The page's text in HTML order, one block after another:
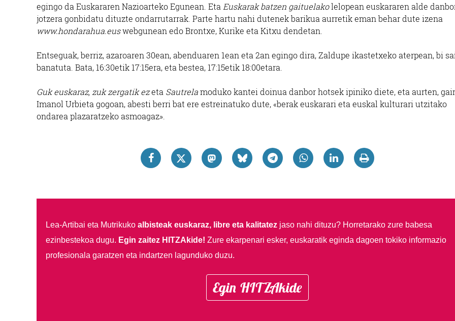
egingo da Euskararen Nazioarteko Egunean. Eta Euskarak batzen gaituelakolelopean euskararen alde
jotzera gonbidatu dituzte ondarrutarrak. Parte hartu nahi dutenek barikua aurretik eman behar dute izena
www.hondarahua.euswebgunean edo Brontxe, Kurike eta Kitxu dendetan.
Entseguak, berriz, azaroaren 30ean, abenduaren 1ean eta 2an egingo dira, Zaldupe ikastetxeko aterpean, bi
banatuta. Bata, 16:30etik 17:15era, eta bestea, 17:15etik 18:00etara.
Guk euskaraz, zuk zergatik ezeta Sautrelamoduko kantei doinua danbor hotsek ipiniko diete, eta aurten,
Imanol Urbieta gogoan, abesti berri bat ere estreinatuko dute, «berak euskarari eta euskal kulturari utzitako
ondarea plazaratzeko asmoagaz».
Lea-Artibai eta Mutrikuko albisteak euskaraz, libre eta kalitatezjaso nahi dituzu? Horretarako zure babesa
ezinbestekoa dugu. Egin zaitez HITZAkide! Zure ekarpenari esker, euskaratik eginda dagoen tokiko informazio
profesionala garatzen eta indartzen lagunduko duzu.
Egin HITZAkide